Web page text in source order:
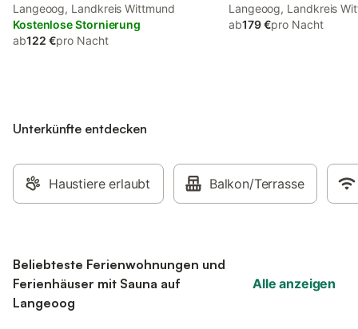
Langeoog, Landkreis Wittmund
Kostenlose Stornierung
ab122 €pro Nacht
Langeoog, Landkreis
ab179 €pro Nacht
Unterkünfte entdecken
Haustiere erlaubt Balkon/Terrasse
Beliebteste Ferienwohnungen und
Ferienhäuser mit Sauna auf
Langeoog
Alle anzeigen